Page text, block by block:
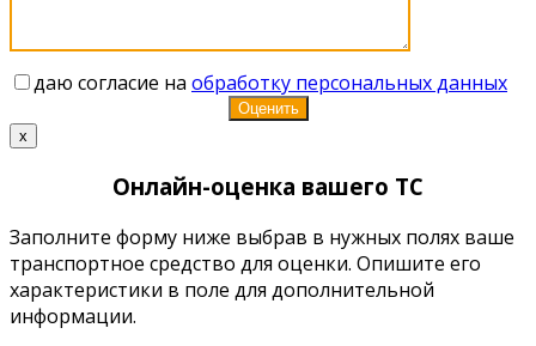
даю согласие на обработку персональных данных
x
Онлайн-оценка вашего ТС
Заполните форму ниже выбрав в нужных полях ваше
транспортное средство для оценки. Опишите его
характеристики в поле для дополнительной
информации.